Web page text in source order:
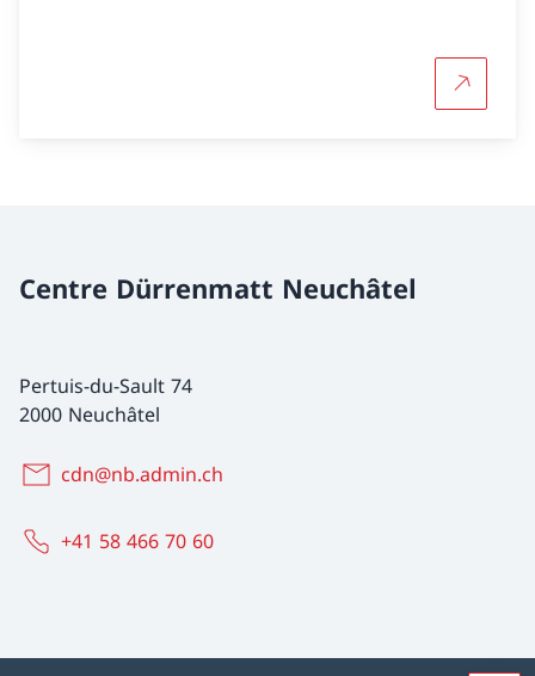
Plus
Centre Dürrenmatt Neuchâtel
Pertuis-du-Sault 74
2000 Neuchâtel
cdn@nb.admin.ch
+41 58 466 70 60